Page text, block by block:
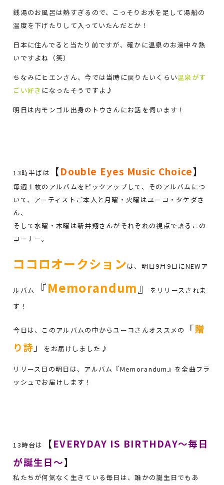
銭湯のお風呂は熱すぎるので、こっそりお水を足して湯船の
温度を下げたりして入っていたんだとか！
日本に住んでると当たり前ですが、確かに温泉のお湯中々熱
いですよね（笑）
ちなみにヒエンさん、今では当時に戻りたいくらい温泉がす
ごい好き になったそうですよ♪
明日は内モンゴル出身のトウさんにお話を伺います！
13時半ばは 【Double Eyes Music Choice】
毎週１枚のアルバムをピックアップして、そのアルバムにつ
いて、アーティストご本人と月曜・火曜はユーコ・タケダさ
ん、
そして水曜・木曜は新井翔さんがそれぞれの視点で語るこの
コーナー。
ココロオークションは、明日9月9日にNEWア
ルバム 『Memorandum』
をリリースされま
す！
今日は、このアルバムの中からユーコさんオススメの 「贈
り詩 」 をお届けしました♪
リリース日の明日は、アルバム『Memorandum』を全曲フラ
ッシュでお届けします！
13時台は 【EVERYDAY IS BIRTHDAY～毎日
が誕生日～】
私たちが何気なく生きている毎日は、誰かの誕生日でもあ